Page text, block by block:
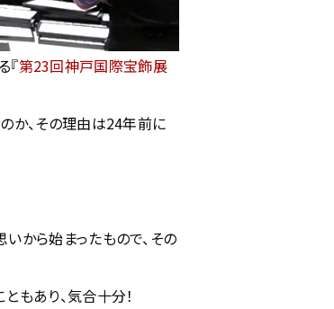
第23回神戸国際宝飾展
か、その理由は24年前に
から始まったもので、その
もあり、気合十分！